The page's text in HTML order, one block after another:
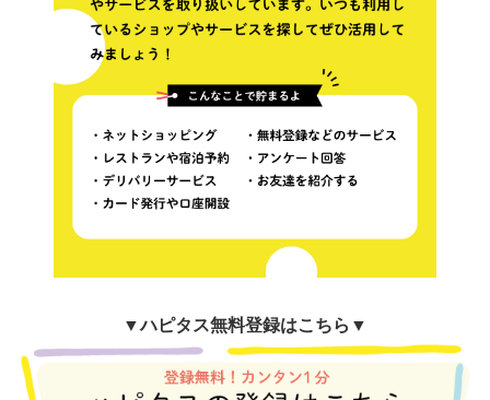
▼ハピタス無料登録はこちら▼